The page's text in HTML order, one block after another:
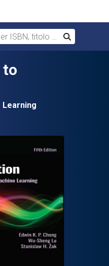
titolo o autore
Cerca
Learning